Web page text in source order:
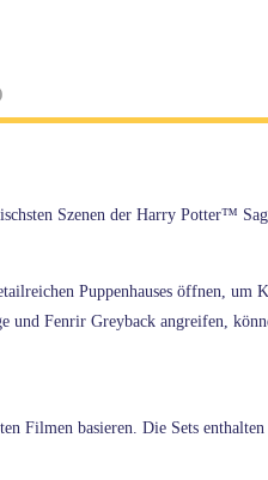
Szenen der Harry Potter™
Puppenhauses öffnen,
Fenrir Greyback angreifen,
Filmen basieren. Die Sets